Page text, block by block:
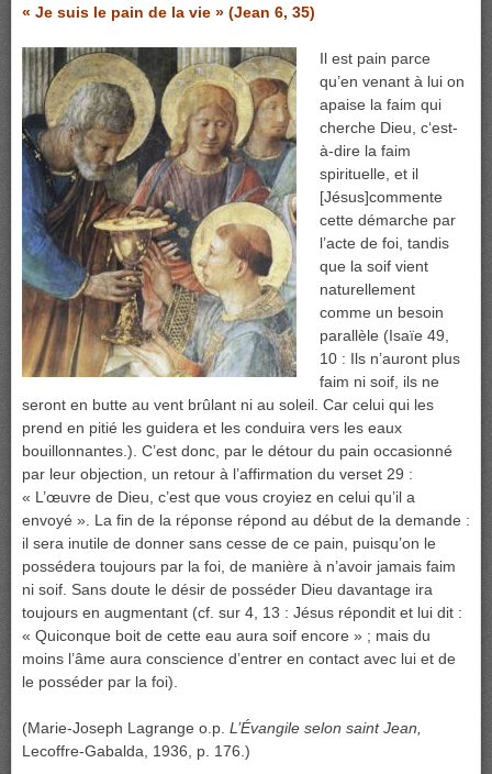
« Je suis le pain de la vie » (Jean 6, 35)
Il est pain parce
qu’en venant à lui on
apaise la faim qui
cherche Dieu, c‘est-
à-dire la faim
spirituelle, et il
[Jésus]commente
cette démarche par
l’acte de foi, tandis
que la soif vient
naturellement
comme un besoin
parallèle (Isaïe 49,
10 : Ils n’auront plus
faim ni soif, ils ne
seront en butte au vent brûlant ni au soleil. Car celui qui les
prend en pitié les guidera et les conduira vers les eaux
bouillonnantes.). C’est donc, par le détour du pain occasionné
par leur objection, un retour à l’affirmation du verset 29 :
« L’œuvre de Dieu, c’est que vous croyiez en celui qu’il a
envoyé ». La fin de la réponse répond au début de la demande :
il sera inutile de donner sans cesse de ce pain, puisqu’on le
possédera toujours par la foi, de manière à n’avoir jamais faim
ni soif. Sans doute le désir de posséder Dieu davantage ira
toujours en augmentant (cf. sur 4, 13 : Jésus répondit et lui dit :
« Quiconque boit de cette eau aura soif encore » ; mais du
moins l’âme aura conscience d’entrer en contact avec lui et de
le posséder par la foi).
(Marie-Joseph Lagrange o.p. L’Évangile selon saint Jean,
Lecoffre-Gabalda, 1936, p. 176.)